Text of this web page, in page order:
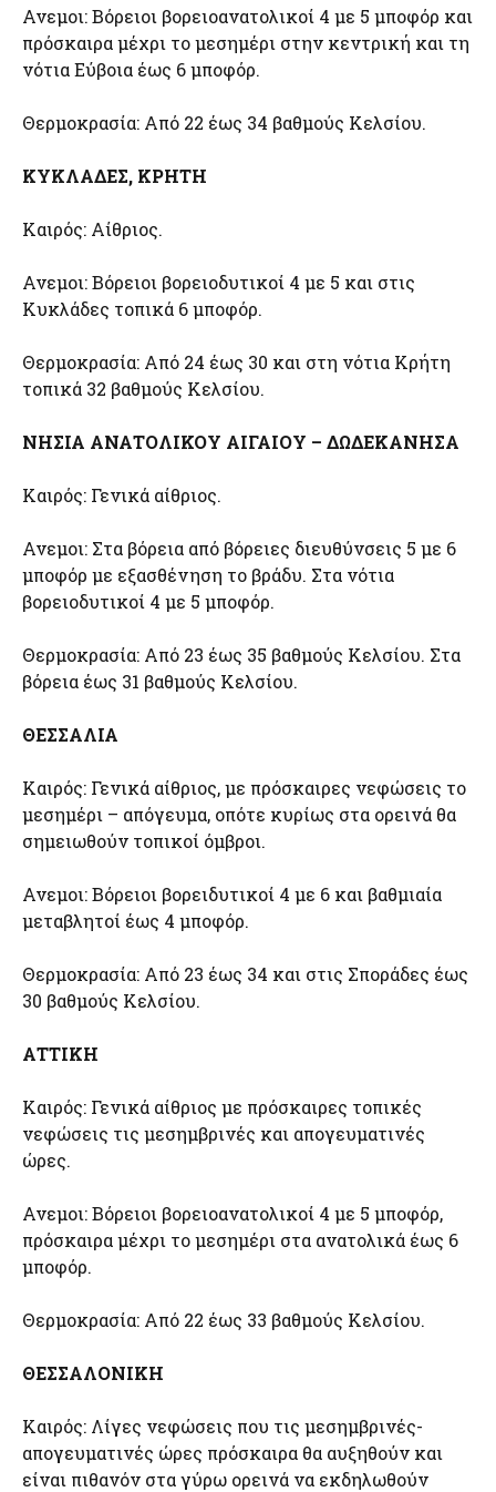
Ανεμοι: Βόρειοι βορειοανατολικοί 4 με 5 μποφόρ και
πρόσκαιρα μέχρι το μεσημέρι στην κεντρική και τη
νότια Εύβοια έως 6 μποφόρ.
Θερμοκρασία: Από 22 έως 34 βαθμούς Κελσίου.
ΚΥΚΛΑΔΕΣ, ΚΡΗΤΗ
Καιρός: Αίθριος.
Ανεμοι: Βόρειοι βορειοδυτικοί 4 με 5 και στις
Κυκλάδες τοπικά 6 μποφόρ.
Θερμοκρασία: Από 24 έως 30 και στη νότια Κρήτη
τοπικά 32 βαθμούς Κελσίου.
ΝΗΣΙΑ ΑΝΑΤΟΛΙΚΟΥ ΑΙΓΑΙΟΥ – ΔΩΔΕΚΑΝΗΣΑ
Καιρός: Γενικά αίθριος.
Ανεμοι: Στα βόρεια από βόρειες διευθύνσεις 5 με 6
μποφόρ με εξασθένηση το βράδυ. Στα νότια
βορειοδυτικοί 4 με 5 μποφόρ.
Θερμοκρασία: Από 23 έως 35 βαθμούς Κελσίου. Στα
βόρεια έως 31 βαθμούς Κελσίου.
ΘΕΣΣΑΛΙΑ
Καιρός: Γενικά αίθριος, με πρόσκαιρες νεφώσεις το
μεσημέρι – απόγευμα, οπότε κυρίως στα ορεινά θα
σημειωθούν τοπικοί όμβροι.
Ανεμοι: Βόρειοι βορειδυτικοί 4 με 6 και βαθμιαία
μεταβλητοί έως 4 μποφόρ.
Θερμοκρασία: Από 23 έως 34 και στις Σποράδες έως
30 βαθμούς Κελσίου.
ΑΤΤΙΚΗ
Καιρός: Γενικά αίθριος με πρόσκαιρες τοπικές
νεφώσεις τις μεσημβρινές και απογευματινές
ώρες.
Ανεμοι: Βόρειοι βορειοανατολικοί 4 με 5 μποφόρ,
πρόσκαιρα μέχρι το μεσημέρι στα ανατολικά έως 6
μποφόρ.
Θερμοκρασία: Από 22 έως 33 βαθμούς Κελσίου.
ΘΕΣΣΑΛΟΝΙΚΗ
Καιρός: Λίγες νεφώσεις που τις μεσημβρινές-
απογευματινές ώρες πρόσκαιρα θα αυξηθούν και
είναι πιθανόν στα γύρω ορεινά να εκδηλωθούν